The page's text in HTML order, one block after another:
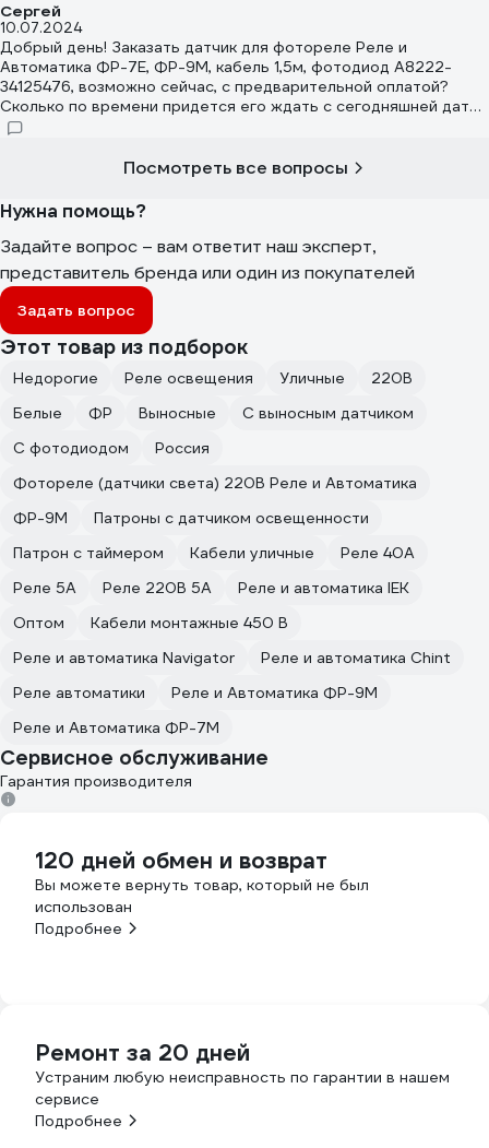
Сергей
10.07.2024
Добрый день! Заказать датчик для фотореле Реле и
Автоматика ФР-7Е, ФР-9М, кабель 1,5м, фотодиод A8222-
34125476, возможно сейчас, с предварительной оплатой?
Сколько по времени придется его ждать с сегодняшней даты,
до поступления к Вам в магазин в г. Красноярск?
Посмотреть все вопросы
Нужна помощь?
Задайте вопрос – вам ответит наш эксперт,
представитель бренда или один из покупателей
Задать вопрос
Этот товар из подборок
Недорогие Реле освещения Уличные
220В
Белые
ФР Выносные
С выносным датчиком
С фотодиодом
Россия
Фотореле (датчики света) 220В Реле и Автоматика
ФР-9М
Патроны с датчиком освещенности
Патрон с таймером
Кабели уличные
Реле 40А
Реле 5А
Реле 220В 5А
Реле и автоматика IEK
Оптом
Кабели монтажные 450 В
Реле и автоматика Navigator
Реле и автоматика Chint
Реле автоматики
Реле и Автоматика ФР-9М
Реле и Автоматика ФР-7М
Сервисное обслуживание
Гарантия производителя
120 дней обмен и возврат
Вы можете вернуть товар, который не был
использован
Подробнее
Ремонт за 20 дней
Устраним любую неисправность по гарантии в нашем
сервисе
Подробнее